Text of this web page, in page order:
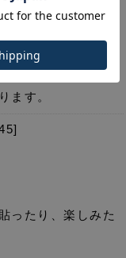
ます。
ったり、楽しみた